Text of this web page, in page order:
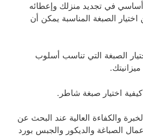
في تجديد منزلك وإعطائه
الصبغة المناسبة يمكن أن
الصبغة التي تناسب أسلوب
ميزانيتك.
اختيار صبغة شاطر.
والكفاءة العالية عند البحث عن
الصباغة والديكور والجبس بورد